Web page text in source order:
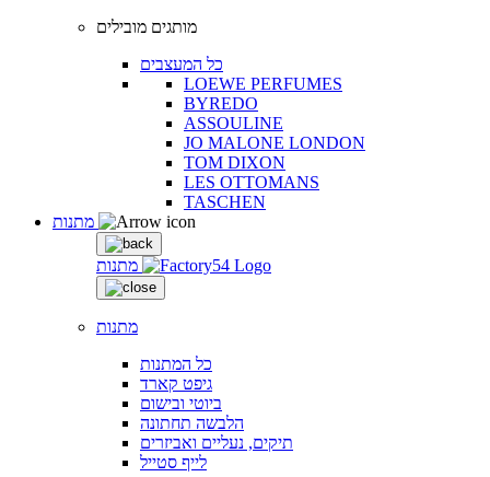
מותגים מובילים
כל המעצבים
LOEWE PERFUMES
BYREDO
ASSOULINE
JO MALONE LONDON
TOM DIXON
LES OTTOMANS
TASCHEN
מתנות
מתנות
כל המתנות
גיפט קארד
ביוטי ובישום
הלבשה תחתונה
תיקים, נעליים ואביזרים
לייף סטייל